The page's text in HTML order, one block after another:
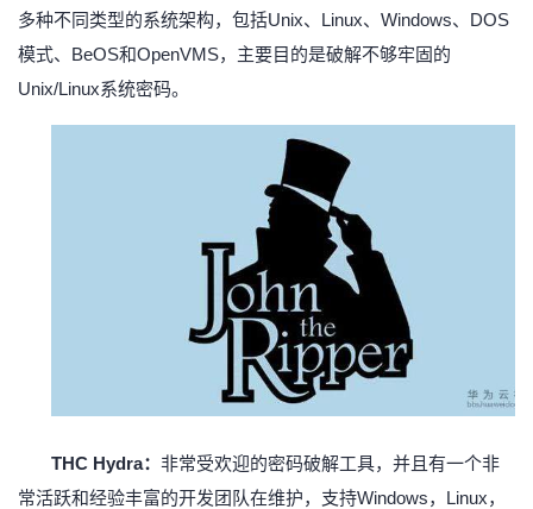
多种不同类型的系统架构，包括Unix、Linux、Windows、DOS
模式、BeOS和OpenVMS，主要目的是破解不够牢固的
Unix/Linux系统密码。
THC Hydra： 非常受欢迎的密码破解工具，并且有一个非
常活跃和经验丰富的开发团队在维护，支持Windows，Linux，